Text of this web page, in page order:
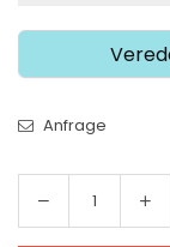
Anfrage
Menge
für
für